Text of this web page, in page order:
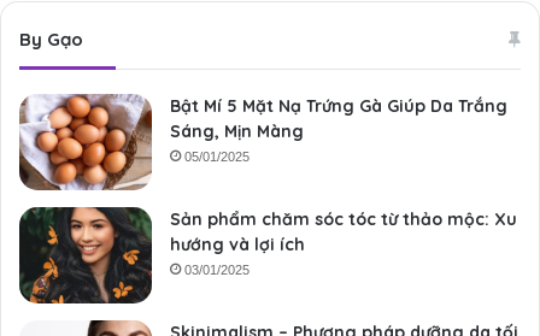
By Gạo
Bật Mí 5 Mặt Nạ Trứng Gà Giúp Da Trắng
Sáng, Mịn Màng
05/01/2025
Sản phẩm chăm sóc tóc từ thảo mộc: Xu
hướng và lợi ích
03/01/2025